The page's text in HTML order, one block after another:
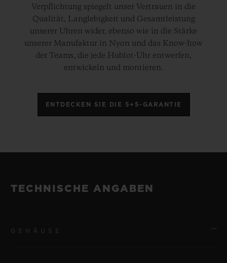
Verpflichtung spiegelt unser Vertrauen in die
Qualität, Langlebigkeit und Gesamtleistung
unserer Uhren wider, ebenso wie in die Stärke
unserer Manufaktur in Nyon und das Know-how
der Teams, die jede Hublot-Uhr entwerfen,
entwickeln und montieren.
ENTDECKEN SIE DIE 5+5-GARANTIE
TECHNISCHE ANGABEN